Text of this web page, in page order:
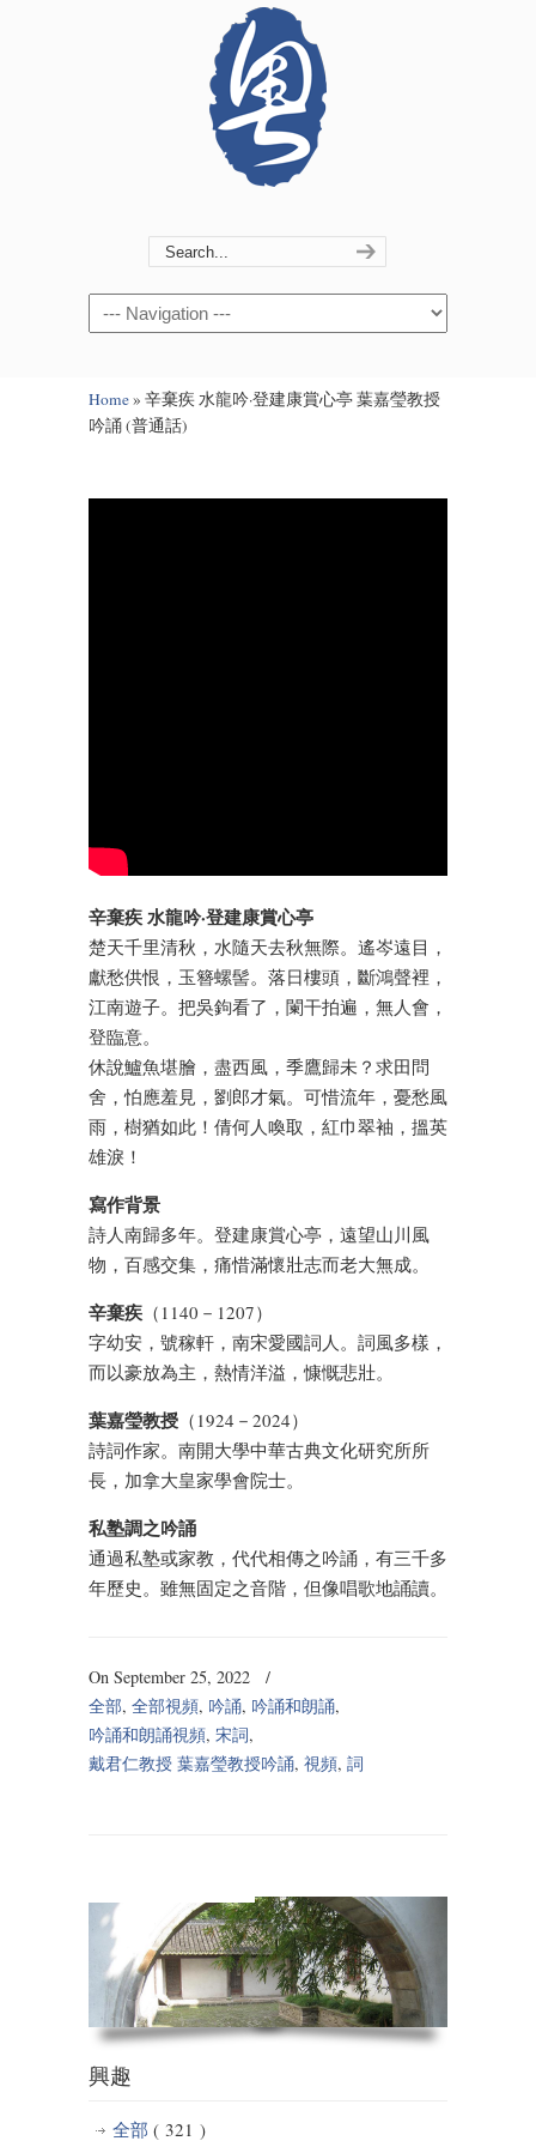
Navigation
Home» 辛棄疾 水龍吟·登建康賞心亭 葉嘉瑩教授
吟誦 (普通話)
辛棄疾 水龍吟·登建康賞心亭
楚天千里清秋，水隨天去秋無際。遙岑遠目，
獻愁供恨，玉簪螺髻。落日樓頭，斷鴻聲裡，
江南遊子。把吳鉤看了，闌干拍遍，無人會，
登臨意。
休說鱸魚堪膾，盡西風，季鷹歸未？求田問
舍，怕應羞見，劉郎才氣。可惜流年，憂愁風
雨，樹猶如此！倩何人喚取，紅巾翠袖，搵英
雄淚！
寫作背景
詩人南歸多年。登建康賞心亭，遠望山川風
物，百感交集，痛惜滿懷壯志而老大無成。
辛棄疾 （1140－1207）
字幼安，號稼軒，南宋愛國詞人。詞風多樣，
而以豪放為主，熱情洋溢，慷慨悲壯。
葉嘉瑩教授 （1924－2024）
詩詞作家。南開大學中華古典文化研究所所
長，加拿大皇家學會院士。
私塾調之吟誦
通過私塾或家教，代代相傳之吟誦，有三千多
年歷史。雖無固定之音階，但像唱歌地誦讀。
On September 25, 2022
/
全部, 全部視頻, 吟誦, 吟誦和朗誦,
吟誦和朗誦視頻, 宋詞,
戴君仁教授 葉嘉瑩教授吟誦, 視頻, 詞
興趣
全部 ( 321 )